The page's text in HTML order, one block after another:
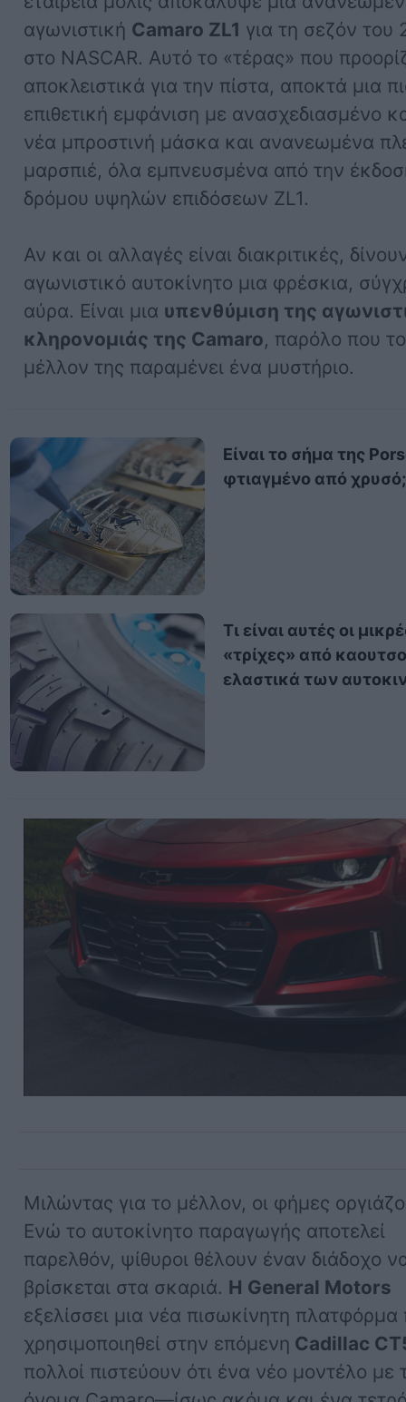
αγωνιστική Camaro ZL1 για τη σεζόν του
στο NASCAR. Αυτό το «τέρας» που
αποκλειστικά για την πίστα, αποκτά μια
επιθετική εμφάνιση με ανασχεδιασμένο
νέα μπροστινή μάσκα και ανανεωμένα
μαρσπιέ, όλα εμπνευσμένα από την
δρόμου υψηλών επιδόσεων ZL1.
Αν και οι αλλαγές είναι διακριτικές,
αγωνιστικό αυτοκίνητο μια φρέσκια,
αύρα. Είναι μια υπενθύμιση της
κληρονομιάς της Camaro, παρόλο που το
μέλλον της παραμένει ένα μυστήριο.
Είναι το σήμα της
φτιαγμένο από χρυσό;
Τι είναι αυτές οι
«τρίχες» από
ελαστικά των
Μιλώντας για το μέλλον, οι φήμες
Ενώ το αυτοκίνητο παραγωγής αποτελεί
παρελθόν, ψίθυροι θέλουν έναν διάδοχο
βρίσκεται στα σκαριά. Η General Motors
εξελίσσει μια νέα πισωκίνητη
χρησιμοποιηθεί στην επόμενη Cadillac
πολλοί πιστεύουν ότι ένα νέο μοντέλο με